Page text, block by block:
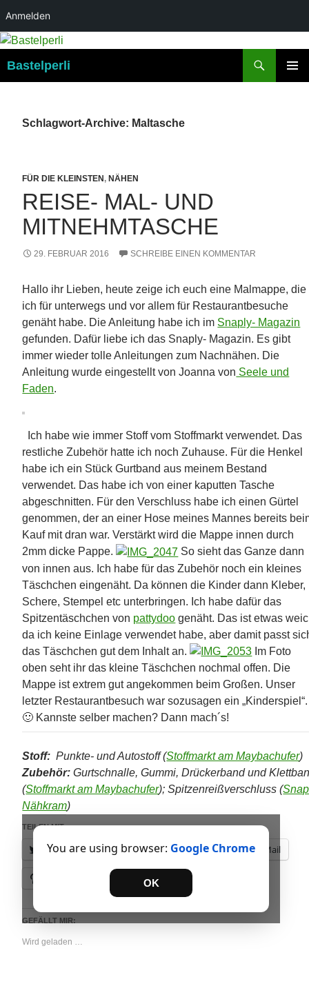
Anmelden
Bastelperli
Schlagwort-Archive: Maltasche
FÜR DIE KLEINSTEN,NÄHEN
REISE- MAL- UND
MITNEHMTASCHE
29. FEBRUAR 2016 SCHREIBE EINEN KOMMENTAR
Hallo ihr Lieben, heute zeige ich euch eine Malmappe, die
ich für unterwegs und vor allem für Restaurantbesuche
genäht habe. Die Anleitung habe ich im Snaply- Magazin
gefunden. Dafür liebe ich das Snaply- Magazin. Es gibt
immer wieder tolle Anleitungen zum Nachnähen. Die
Anleitung wurde eingestellt von Joanna von Seele und
Faden.
Ich habe wie immer Stoff vom Stoffmarkt verwendet. Das
restliche Zubehör hatte ich noch Zuhause. Für die Henkel
habe ich ein Stück Gurtband aus meinem Bestand
verwendet. Das habe ich von einer kaputten Tasche
abgeschnitten. Für den Verschluss habe ich einen Gürtel
genommen, der an einer Hose meines Mannes bereits
Kauf mit dran war. Verstärkt wird die Mappe innen durch
2mm dicke Pappe.
So sieht das Ganze dann
von innen aus. Ich habe für das Zubehör noch ein kleines
Täschchen eingenäht. Da können die Kinder dann Kleber,
Schere, Stempel etc unterbringen. Ich habe dafür das
Spitzentäschchen von pattydoo genäht. Das ist etwas
da ich keine Einlage verwendet habe, aber damit passt
das Täschchen gut dem Inhalt an.
Im Foto
oben seht ihr das kleine Täschchen nochmal offen. Die
Mappe ist extrem gut angekommen beim Großen. Unser
letzter Restaurantbesuch war sozusagen ein „Kinderspiel“.
🙂 Kannste selber machen? Dann mach´s!
Stoff: Punkte- und Autostoff (Stoffmarkt am Maybachufer)
Zubehör: Gurtschnalle, Gummi, Drückerband und
(Stoffmarkt am Maybachufer); Spitzenreißverschluss (
Nähkram)
You are using browser: Google Chrome
OK
TEILEN MIT:
Twitter Facebook Drucken E-Mail
GEFÄLLT MIR:
Wird geladen …